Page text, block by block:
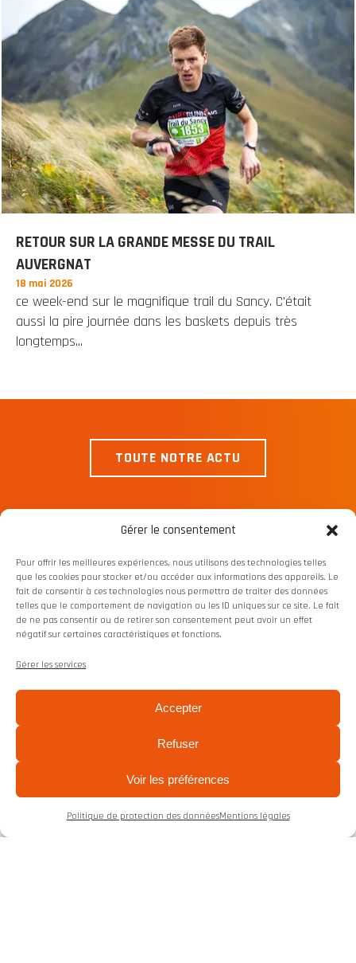
Gérer le consentement
Pour offrir les meilleures expériences, nous utilisons des technologies telles
que les cookies pour stocker et/ou accéder aux informations des appareils. Le
fait de consentir à ces technologies nous permettra de traiter des données
telles que le comportement de navigation ou les ID uniques sur ce site. Le fait
de ne pas consentir ou de retirer son consentement peut avoir un effet
négatif sur certaines caractéristiques et fonctions.
Gérer les services
Accepter
Refuser
Voir les préférences
Politique de protection des donnéesMentions légales
RETOUR SUR LA GRANDE MESSE DU TRAIL
AUVERGNAT
18 mai 2026
ce week-end sur le magnifique trail du Sancy. C'était
aussi la pire journée dans les baskets depuis très
longtemps...
TOUTE NOTRE ACTU
Coachs sportifs
Clermont-Ferrand sud & agglomération (63)